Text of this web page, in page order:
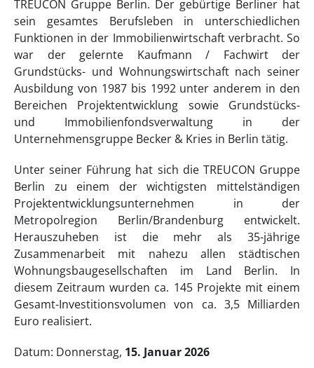
TREUCON Gruppe Berlin. Der gebürtige Berliner hat
sein gesamtes Berufsleben in unterschiedlichen
Funktionen in der Immobilienwirtschaft verbracht. So
war der gelernte Kaufmann / Fachwirt der
Grundstücks- und Wohnungswirtschaft nach seiner
Ausbildung von 1987 bis 1992 unter anderem in den
Bereichen Projektentwicklung sowie Grundstücks-
und Immobilienfondsverwaltung in der
Unternehmensgruppe Becker & Kries in Berlin tätig.
Unter seiner Führung hat sich die TREUCON Gruppe
Berlin zu einem der wichtigsten mittelständigen
Projektentwicklungsunternehmen in der
Metropolregion Berlin/Brandenburg entwickelt.
Herauszuheben ist die mehr als 35-jährige
Zusammenarbeit mit nahezu allen städtischen
Wohnungsbaugesellschaften im Land Berlin. In
diesem Zeitraum wurden ca. 145 Projekte mit einem
Gesamt-Investitionsvolumen von ca. 3,5 Milliarden
Euro realisiert.
Datum: Donnerstag, 15. Januar 2026